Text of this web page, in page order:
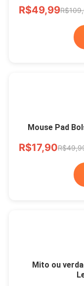
R$49,99
Mouse Pad
R$17,90
Mito ou